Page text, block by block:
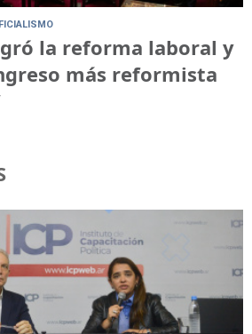
la reforma laboral y
más reformista